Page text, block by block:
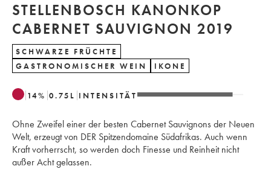
STELLENBOSCH KANONKOP
CABERNET SAUVIGNON 2019
SCHWARZE FRÜCHTE
GASTRONOMISCHER WEIN
IKONE
14% 0.75 L INTENSITÄT
Ohne Zweifel einer der besten Cabernet Sauvignons der Neuen
Welt, erzeugt von DER Spitzendomaine Südafrikas. Auch wenn
Kraft vorherrscht, so werden doch Finesse und Reinheit nicht
außer Acht gelassen.